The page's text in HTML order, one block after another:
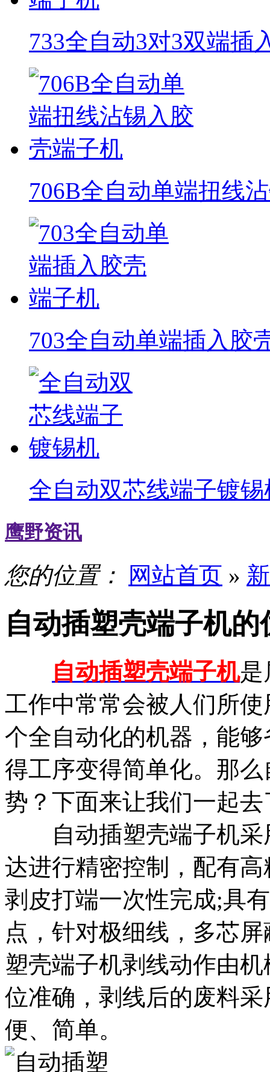
733全自动3对3双端插
706B全自动单端扭线
703全自动单端插入胶
全自动双芯线端子镀锡
鹰野资讯
您的位置： 网站首页 »
自动插塑壳端子机的
自动插塑壳端子机是
工作中常常会被人们所
个全自动化的机器，能
得工序变得简单化。那
势？下面来让我们一起
自动插塑壳端子机采
达进行精密控制，配有
剥皮打端一次性完成;具
点，针对极细线，多芯
塑壳端子机剥线动作由
位准确，剥线后的废料
便、简单。